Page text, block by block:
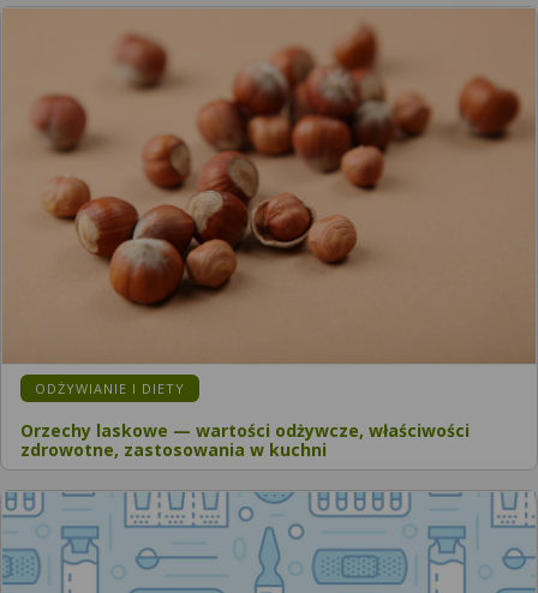
ODŻYWIANIE I DIETY
Orzechy laskowe — wartości odżywcze, właściwości
zdrowotne, zastosowania w kuchni